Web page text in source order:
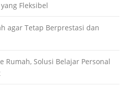
Fleksibel
agar Tetap Berprestasi dan
Rumah, Solusi Belajar Personal